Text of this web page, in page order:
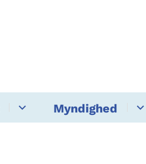
Myndighed